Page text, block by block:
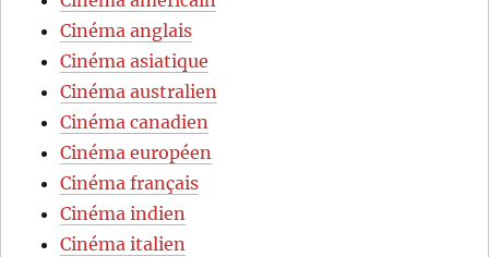
Cinéma anglais
Cinéma asiatique
Cinéma australien
Cinéma canadien
Cinéma européen
Cinéma français
Cinéma indien
Cinéma italien